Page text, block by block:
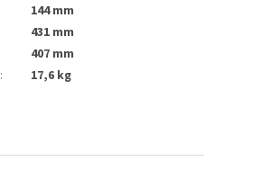
144 mm
431 mm
407 mm
: 17,6 kg